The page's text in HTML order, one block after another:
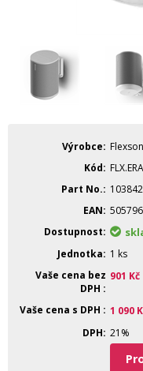
Výrobce
Flexson
Kód
Part No.
EAN
Dostupnost
Jednotka
1 ks
Vaše cena bez
DPH
901 Kč
Vaše cena s DPH 1 090
DPH 21%